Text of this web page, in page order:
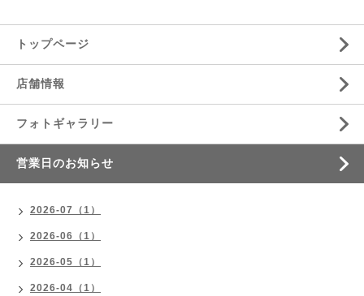
トップページ
店舗情報
フォトギャラリー
営業日のお知らせ
2026-07（1）
2026-06（1）
2026-05（1）
2026-04（1）